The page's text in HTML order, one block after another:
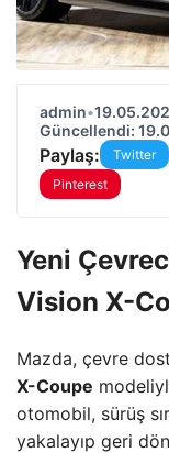
admin•
Güncellendi:
Paylaş: Twitter
Pinterest
Yeni
Vision X-
Mazda, çevre
X-Coupe
otomobil, sürüş
yakalayıp geri